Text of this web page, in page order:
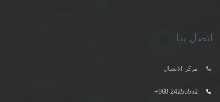
اتصل بنا
مركز الاتصال
+968 24255552